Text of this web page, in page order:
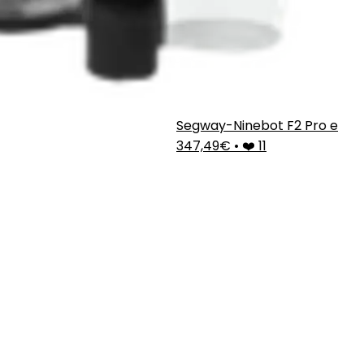
Segway-Ninebot F2 Pro e
347,49€ • ❤️ 11